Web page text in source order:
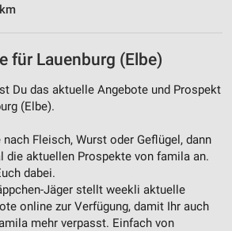
für Lauenburg (Elbe)
Du das aktuelle Angebote und Prospekt
(Elbe).
Fleisch, Wurst oder Geflügel, dann
die aktuellen Prospekte von famila an.
dabei.
Jäger stellt weekli aktuelle
online zur Verfügung, damit Ihr auch
mehr verpasst. Einfach von